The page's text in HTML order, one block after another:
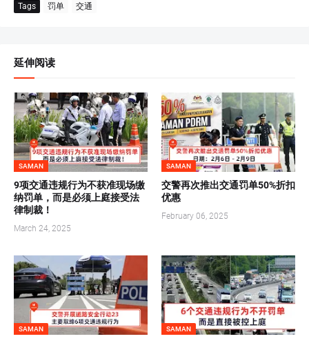
Tags 罚单 交通
延伸阅读
SAMAN
9项交通违规行为不获准现场缴
纳罚单，而是必须上庭接受法
律制裁！
March 24, 2025
SAMAN
交警再次推出交通罚单50%折扣
优惠
February 06, 2025
SAMAN SAMAN